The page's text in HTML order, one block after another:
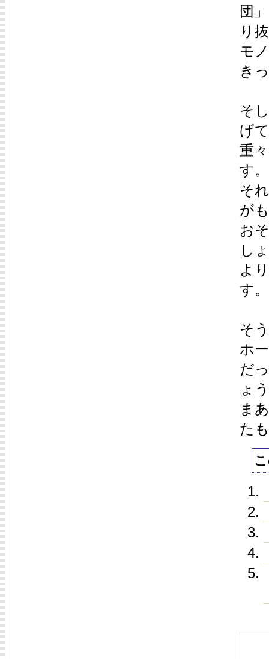
団
り
モ
き
そ
げ
重
す。
そ
が
お
し
よ
す。
そ
ホ
だ
ょ
ま
た